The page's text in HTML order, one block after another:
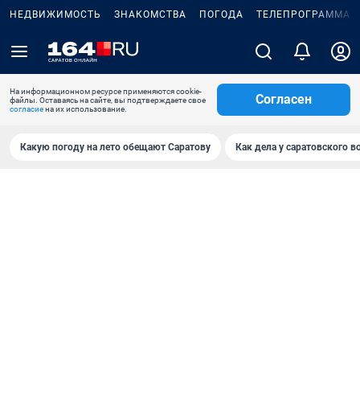
НЕДВИЖИМОСТЬ ЗНАКОМСТВА ПОГОДА ТЕЛЕПРОГРАММА
На информационном ресурсе применяются cookie-
файлы. Оставаясь на сайте, вы подтверждаете свое
согласиена их использование.
Согласен
Какую погоду на лето обещают Саратову Как дела у саратовского